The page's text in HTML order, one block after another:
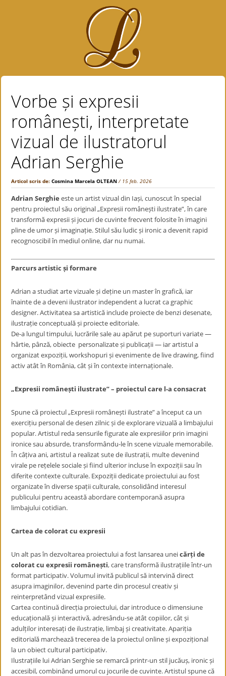
Vorbe și expresii
românești, interpretate
vizual de ilustratorul
Adrian Serghie
Articol scris de:Cosmina Marcela OLTEAN / 15 feb. 2026
Adrian Serghie este un artist vizual din Iași, cunoscut în special
pentru proiectul său original „Expresii românești ilustrate”, în care
transformă expresii și jocuri de cuvinte frecvent folosite în imagini
pline de umor și imaginație. Stilul său ludic și ironic a devenit rapid
recognoscibil în mediul online, dar nu numai.
Parcurs artistic și formare
Adrian a studiat arte vizuale și deține un master în grafică, iar
înainte de a deveni ilustrator independent a lucrat ca graphic
designer. Activitatea sa artistică include proiecte de benzi desenate,
ilustrație conceptuală și proiecte editoriale.
De-a lungul timpului, lucrările sale au apărut pe suporturi variate —
hârtie, pânză, obiecte personalizate și publicații — iar artistul a
organizat expoziții, workshopuri și evenimente de live drawing, fiind
activ atât în România, cât și în contexte internaționale.
„Expresii românești ilustrate” – proiectul care l-a consacrat
Spune că proiectul „Expresii românești ilustrate” a început ca un
exercițiu personal de desen zilnic și de explorare vizuală a limbajului
popular. Artistul reda sensurile figurate ale expresiilor prin imagini
ironice sau absurde, transformându-le în scene vizuale memorabile.
În câțiva ani, artistul a realizat sute de ilustrații, multe devenind
virale pe rețelele sociale și fiind ulterior incluse în expoziții sau în
diferite contexte culturale. Expoziții dedicate proiectului au fost
organizate în diverse spații culturale, consolidând interesul
publicului pentru această abordare contemporană asupra
limbajului cotidian.
Cartea de colorat cu expresii
Un alt pas în dezvoltarea proiectului a fost lansarea uneicărți de
colorat cu expresii românești, care transformă ilustrațiile într-un
format participativ. Volumul invită publicul să intervină direct
asupra imaginilor, devenind parte din procesul creativ și
reinterpretând vizual expresiile.
Cartea continuă direcția proiectului, dar introduce o dimensiune
educațională și interactivă, adresându-se atât copiilor, cât și
adulților interesați de ilustrație, limbaj și creativitate. Apariția
editorială marchează trecerea de la proiectul online și expozițional
la un obiect cultural participativ.
Ilustrațiile lui Adrian Serghie se remarcă printr-un stil jucăuș, ironic și
accesibil, combinând umorul cu jocurile de cuvinte. Artistul spune că